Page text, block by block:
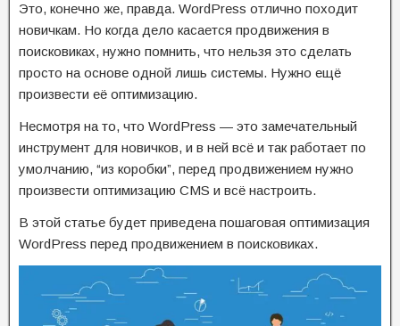
Это, конечно же, правда. WordPress отлично походит
новичкам. Но когда дело касается продвижения в
поисковиках, нужно помнить, что нельзя это сделать
просто на основе одной лишь системы. Нужно ещё
произвести её оптимизацию.
Несмотря на то, что WordPress — это замечательный
инструмент для новичков, и в ней всё и так работает по
умолчанию, “из коробки”, перед продвижением нужно
произвести оптимизацию CMS и всё настроить.
В этой статье будет приведена пошаговая оптимизация
WordPress перед продвижением в поисковиках.